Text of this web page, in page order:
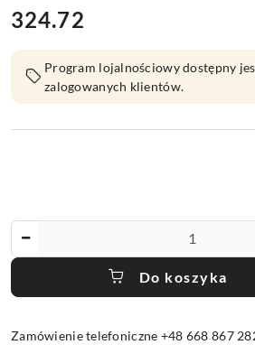
Cena:
324.72
Program lojalnościowy dostępny
zalogowanych klientów.
Do koszyka
Zamówienie telefoniczne +48 668 867